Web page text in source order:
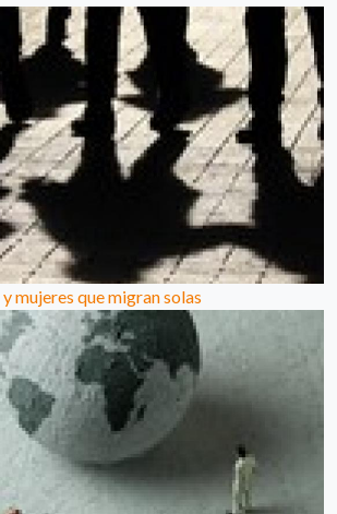
mujeres que migran solas